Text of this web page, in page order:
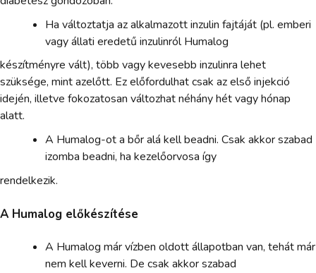
Ha változtatja az alkalmazott inzulin fajtáját (pl. emberi
vagy állati eredetű inzulinról Humalog
készítményre vált), több vagy kevesebb inzulinra lehet
szüksége, mint azelőtt. Ez előfordulhat csak az első injekció
idején, illetve fokozatosan változhat néhány hét vagy hónap
alatt.
A Humalog-ot a bőr alá kell beadni. Csak akkor szabad
izomba beadni, ha kezelőorvosa így
rendelkezik.
A Humalog előkészítése
A Humalog már vízben oldott állapotban van, tehát már
nem kell keverni. De csak akkor szabad